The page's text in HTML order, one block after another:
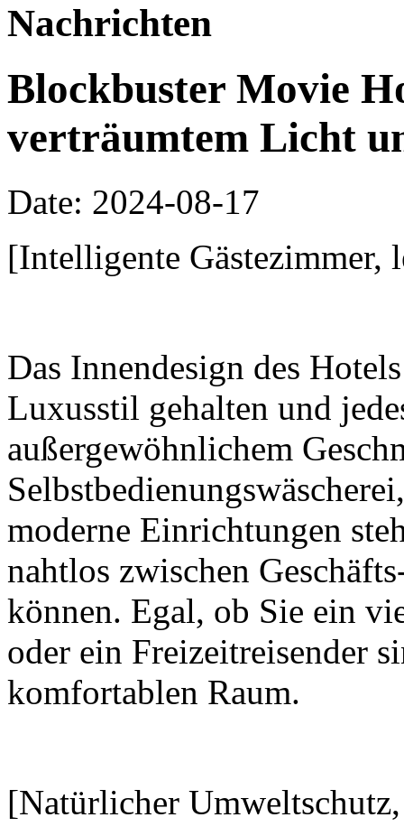
Nachrichten
Blockbuster Movie
verträumtem Licht
Date: 2024-08-17
[Intelligente Gästezimmer,
Das Innendesign des
Luxusstil gehalten und
außergewöhnlichem
moderne Einrichtungen
nahtlos zwischen
können. Egal, ob Sie ein
oder ein Freizeitreisender
komfortablen Raum.
[Natürlicher